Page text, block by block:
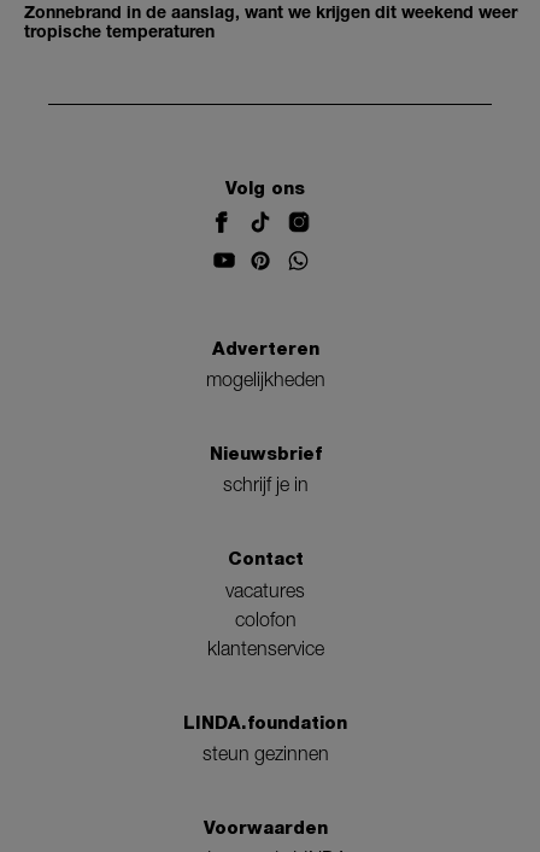
Zonnebrand in de aanslag, want we krijgen dit weekend weer
tropische temperaturen
Volg ons
Adverteren
mogelijkheden
Nieuwsbrief
schrijf je in
Contact
vacatures
colofon
klantenservice
LINDA.foundation
steun gezinnen
Voorwaarden